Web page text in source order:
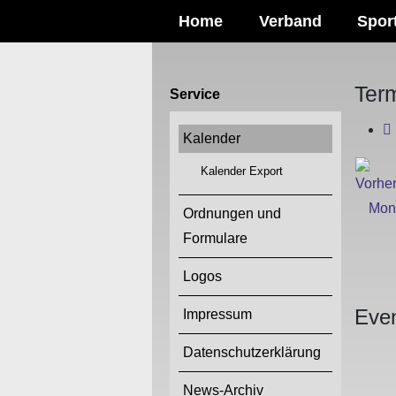
Home Verband
Service
Kalender
Kalender Export
Ordnungen und
Formulare
Logos
Impressum
Datenschutzerklärung
News-Archiv